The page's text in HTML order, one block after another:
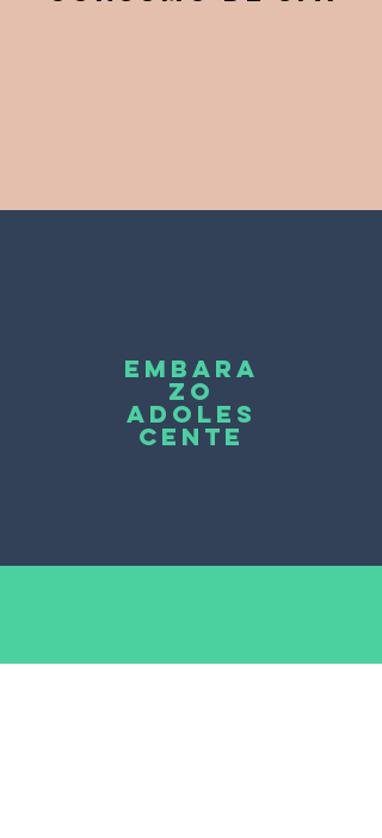
embara
zo
adoles
cente